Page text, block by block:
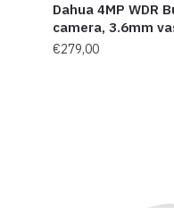
Dahua 4MP WDR
camera, 3.6mm
€279,00